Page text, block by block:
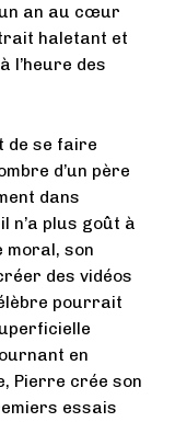
an au cœur
haletant et
l’heure des
de se faire
d’un père
dans
n’a plus goût à
moral, son
des vidéos
pourrait
en
Pierre crée son
essais